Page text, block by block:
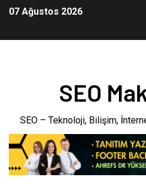
07 Ağustos 2026
SEO
SEO – Teknoloji, Bilişim,